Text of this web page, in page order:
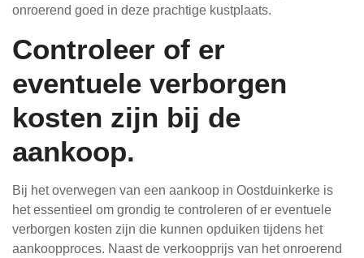
onroerend goed in deze prachtige kustplaats.
Controleer of er
eventuele verborgen
kosten zijn bij de
aankoop.
Bij het overwegen van een aankoop in Oostduinkerke is
het essentieel om grondig te controleren of er eventuele
verborgen kosten zijn die kunnen opduiken tijdens het
aankoopproces. Naast de verkoopprijs van het onroerend